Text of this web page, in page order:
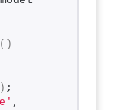
()
) ;